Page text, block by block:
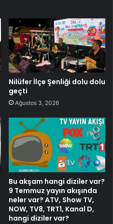
Nilüfer İlçe Şenliği dolu dolu
geçti
Ağustos 3, 2026
Bu akşam hangi diziler var?
9 Temmuz yayın akışında
neler var? ATV, Show TV,
NOW, TV8, TRT1, Kanal D,
hangi diziler var?